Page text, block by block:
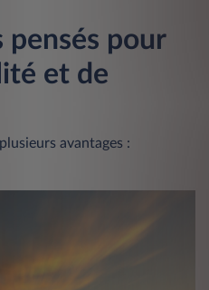
pensés pour
et de
avantages :